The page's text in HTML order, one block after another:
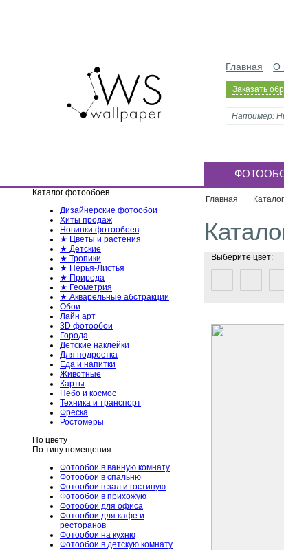
Главная О
Заказать
Каталог фотообоев
Дизайнерские фотообои
Хиты продаж
Новинки фотообоев
★ Цветы и растения
★ Детские
★ Тропики
★ Перья-Листья
★ Природа
★ Геометрия
★ Акварельные абстракции
Обои
Лайн арт
3D фотообои
Города
Детские наклейки
Для подростка
Еда и напитки
Животные
Карты
Небо и космос
Техника и транспорт
Фреска
Ростомеры
По цвету
По типу помещения
Фотообои в ванную комнату
Фотообои в спальню
Фотообои в зал и гостиную
Фотообои в прихожую
Фотообои для офиса
Фотообои для кафе и
ресторанов
Фотообои на кухню
Фотообои в детскую комнату
Главная
Выберите цвет: